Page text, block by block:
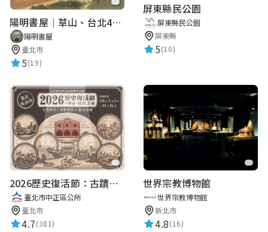
陽明書屋｜草山、台北400年古地圖老照片展｜智慧導覽
陽明書屋
臺北市
5(19)
屏東縣民公園
屏東縣民公園
屏東縣
5(10)
2026歷史復活節：古蹟尋章 | 智慧導覽 × 拾光尋禮
臺北市中正區公所
臺北市
4.7(381)
世界宗教博物館
世界宗教博物館
新北市
4.8(16)